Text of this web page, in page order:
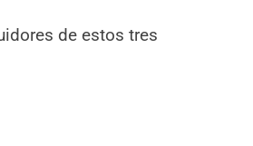
de estos tres